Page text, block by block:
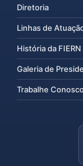
Diretoria
Linhas de
História da FIERN
Galeria de
Trabalhe